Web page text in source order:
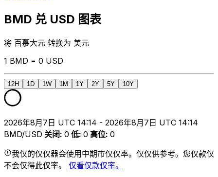
BMD 兑 USD 图表
将 百慕大元 转换为 美元
1 BMD = 0 USD
12H 1D 1W 1M 1Y 2Y 5Y 10Y
2026年8月7日 UTC 14:14 - 2026年8月7日 UTC 14:14
BMD/USD 关闭: 0 低: 0 高位: 0
我仅的仅仅器会使用中期市仅仅率。仅仅供参考。您仅款仅
不会仅得此仅率。 仅看仅款仅率。